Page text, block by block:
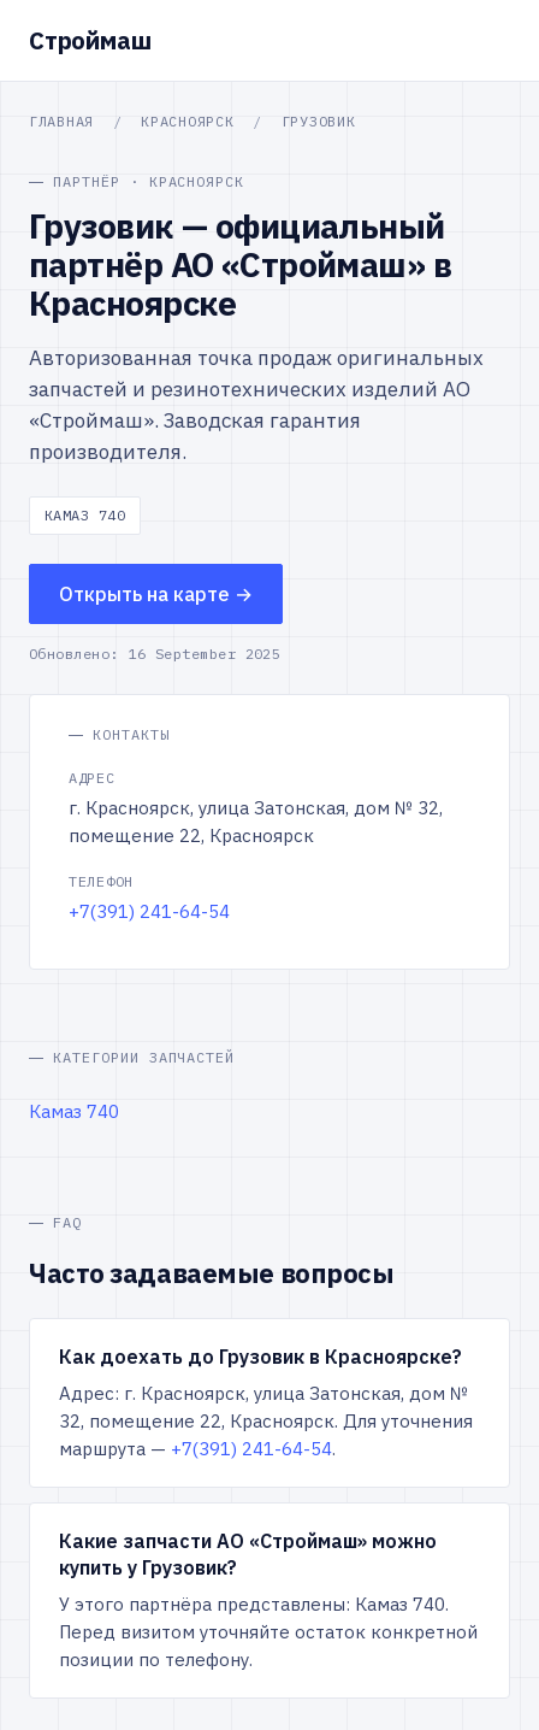
Строймаш
ГЛАВНАЯ / КРАСНОЯРСК / ГРУЗОВИК
ПАРТНЁР · КРАСНОЯРСК
Грузовик — официальный
партнёр АО «Строймаш» в
Красноярске
Авторизованная точка продаж оригинальных
запчастей и резинотехнических изделий АО
«Строймаш». Заводская гарантия
производителя.
КАМАЗ 740
Открыть на карте →
Обновлено: 16 September 2025
КОНТАКТЫ
АДРЕС
г. Красноярск, улица Затонская, дом № 32,
помещение 22, Красноярск
ТЕЛЕФОН
+7(391) 241-64-54
КАТЕГОРИИ ЗАПЧАСТЕЙ
Камаз 740
FAQ
Часто задаваемые вопросы
Как доехать до Грузовик в Красноярске?
Адрес: г. Красноярск, улица Затонская, дом №
32, помещение 22, Красноярск. Для уточнения
маршрута — +7(391) 241-64-54.
Какие запчасти АО «Строймаш» можно
купить у Грузовик?
У этого партнёра представлены: Камаз 740.
Перед визитом уточняйте остаток конкретной
позиции по телефону.